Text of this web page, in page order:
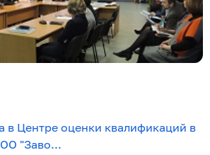
в Центре оценки квалификаций в
"Заво...